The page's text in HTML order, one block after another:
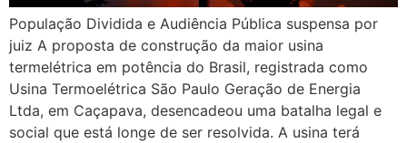
População Dividida e Audiência Pública suspensa por
juiz A proposta de construção da maior usina
termelétrica em potência do Brasil, registrada como
Usina Termoelétrica São Paulo Geração de Energia
Ltda, em Caçapava, desencadeou uma batalha legal e
social que está longe de ser resolvida. A usina terá